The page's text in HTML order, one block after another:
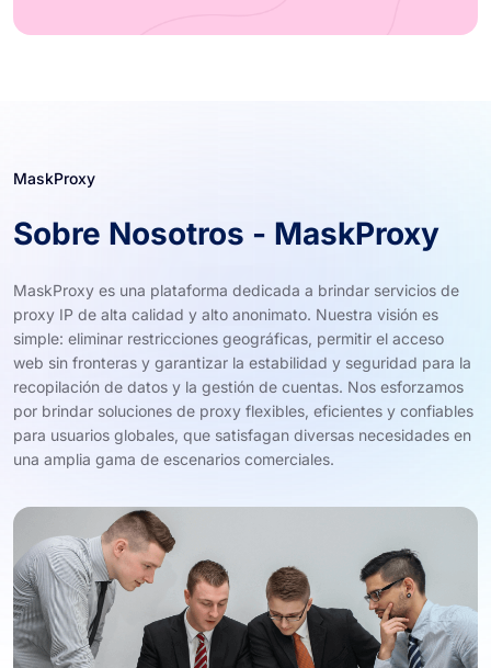
MaskProxy
Sobre Nosotros - MaskProxy
MaskProxy es una plataforma dedicada a brindar servicios de
proxy IP de alta calidad y alto anonimato. Nuestra visión es
simple: eliminar restricciones geográficas, permitir el acceso
web sin fronteras y garantizar la estabilidad y seguridad para la
recopilación de datos y la gestión de cuentas. Nos esforzamos
por brindar soluciones de proxy flexibles, eficientes y confiables
para usuarios globales, que satisfagan diversas necesidades en
una amplia gama de escenarios comerciales.